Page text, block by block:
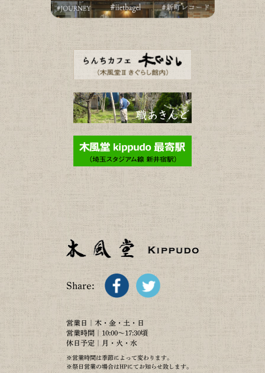
Share:
営業日｜木・金・土・日
営業時間｜10:00～17:30頃
休日予定｜月・火・水
※営業時間は季節によって変わります。
※祭日営業の場合はHPにてお知らせ致します。